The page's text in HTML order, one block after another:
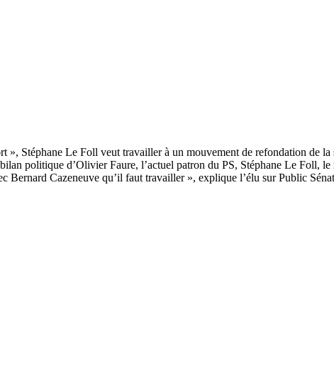
politique d’Olivier Faure, l’actuel patron du PS, Stéphane Le Foll,
Bernard Cazeneuve qu’il faut travailler », explique l’élu sur Public